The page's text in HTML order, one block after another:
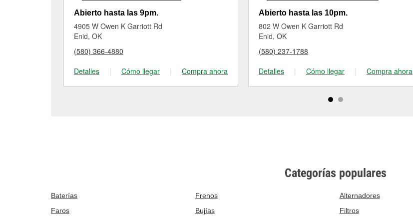
Abierto hasta las 9pm.
4905 W Owen K Garriott Rd
Enid, OK
(580) 366-4880
Detalles
| Cómo llegar | Compra ahora
Abierto hasta las 10pm.
802 W Owen K Garriott Rd
Enid, OK
(580) 237-1788
Detalles
| Cómo llegar | Compra ahora
Categorías populares
Baterías Frenos Alternadores
Faros
Bujías Filtros